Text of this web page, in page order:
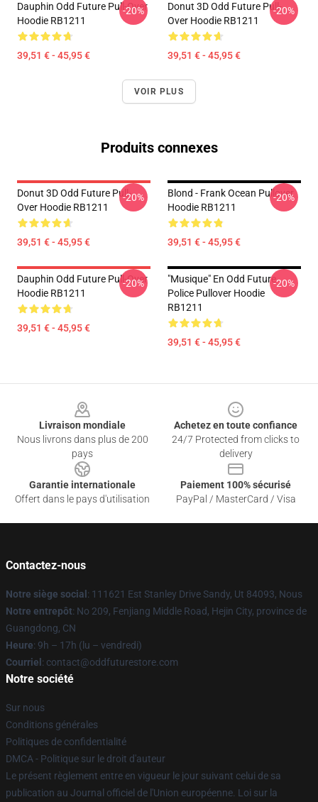
Dauphin Odd Future Pull-Over
Hoodie RB1211
39,51 € - 45,95 €
-20%
Donut 3D Odd Future Pull-
Over Hoodie RB1211
39,51 € - 45,95 €
-20%
VOIR PLUS
Produits connexes
Donut 3D Odd Future Pull-
Over Hoodie RB1211
39,51 € - 45,95 €
-20%
Blond - Frank Ocean Pullover
Hoodie RB1211
39,51 € - 45,95 €
-20%
Dauphin Odd Future Pull-Over
Hoodie RB1211
39,51 € - 45,95 €
-20%
"Musique" En Odd Future
Police Pullover Hoodie
RB1211
39,51 € - 45,95 €
-20%
Livraison mondiale
Nous livrons dans plus de 200
pays
Achetez en toute confiance
24/7 Protected from clicks to
delivery
Garantie internationale
Offert dans le pays d'utilisation
Paiement 100% sécurisé
PayPal / MasterCard / Visa
Contactez-nous
Notre siège social : 111621 Est Stanley Drive Sandy, Ut 84093, Nous
Notre entrepôt: No 209, Fenjiang Middle Road, Hejin City, province de
Guangdong, CN
Heure: 9h – 17h (lu – vendredi)
Courriel : contact@oddfuturestore.com
Notre société
Sur nous
Conditions générales
Politiques de confidentialité
DMCA - Politique sur le droit d'auteur
Le présent règlement entre en vigueur le jour suivant celui de sa
publication au Journal officiel de l'Union européenne. Loi sur la